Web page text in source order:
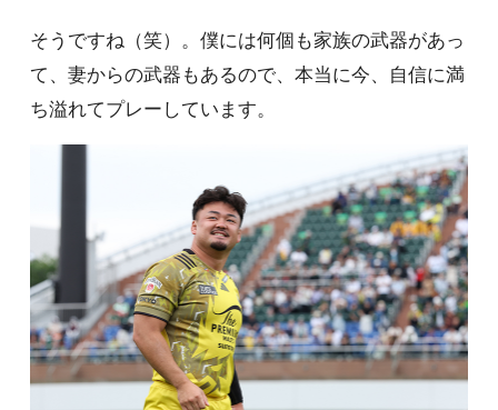
そうですね（笑）。僕には何個も家族の武器があっ
て、妻からの武器もあるので、本当に今、自信に満
ち溢れてプレーしています。